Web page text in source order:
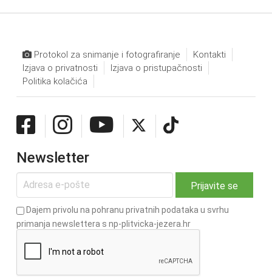
Protokol za snimanje i fotografiranje
Kontakti
Izjava o privatnosti
Izjava o pristupačnosti
Politika kolačića
Newsletter
Dajem privolu na pohranu privatnih podataka u svrhu
primanja newslettera s np-plitvicka-jezera.hr